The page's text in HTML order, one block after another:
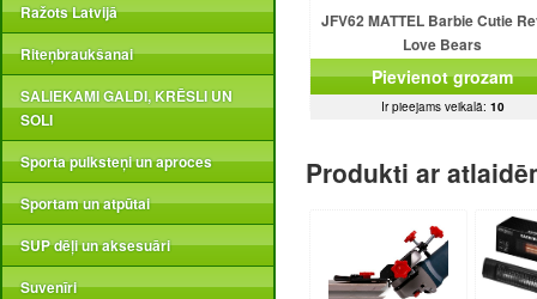
Ražots Latvijā
Riteņbraukšanai
SALIEKAMI GALDI, KRĒSLI UN
SOLI
Sporta pulksteņi un aproces
Sportam un atpūtai
SUP dēļi un aksesuāri
Suvenīri
JFV62 MATTEL Barbie Cutie
Love Bears
Pievienot grozam
Ir pieejams veikalā: 10
Produkti ar